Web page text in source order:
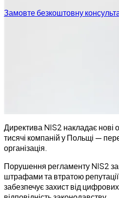
Замовте безкоштовну
Директива NIS2 накладає нові
тисячі компаній у Польщі —
організація.
Порушення регламенту NIS2
штрафами та втратою
забезпечує захист від